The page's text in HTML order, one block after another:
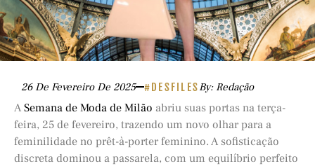
26 De Fevereiro De 2025 #DESFILESBy: Redação
A Semana de Moda de Milão abriu suas portas na terça-
feira, 25 de fevereiro, trazendo um novo olhar para a
feminilidade no prêt-à-porter feminino. A sofisticação
discreta dominou a passarela, com um equilíbrio perfeito